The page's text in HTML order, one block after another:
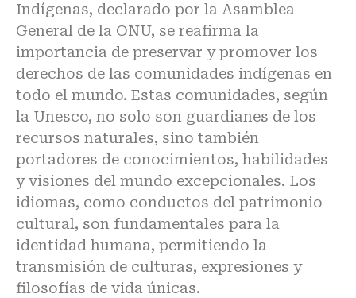
Indígenas, declarado por la Asamblea
General de la ONU, se reafirma la
importancia de preservar y promover los
derechos de las comunidades indígenas en
todo el mundo. Estas comunidades, según
la Unesco, no solo son guardianes de los
recursos naturales, sino también
portadores de conocimientos, habilidades
y visiones del mundo excepcionales. Los
idiomas, como conductos del patrimonio
cultural, son fundamentales para la
identidad humana, permitiendo la
transmisión de culturas, expresiones y
filosofías de vida únicas.